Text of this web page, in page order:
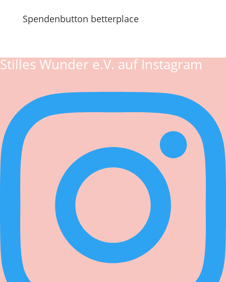
Spendenbutton betterplace
Stilles Wunder e.V. auf Instagram